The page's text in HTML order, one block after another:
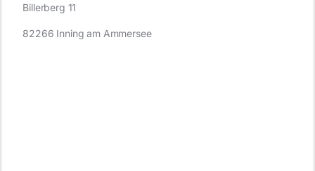
Billerberg 11
82266 Inning am Ammersee